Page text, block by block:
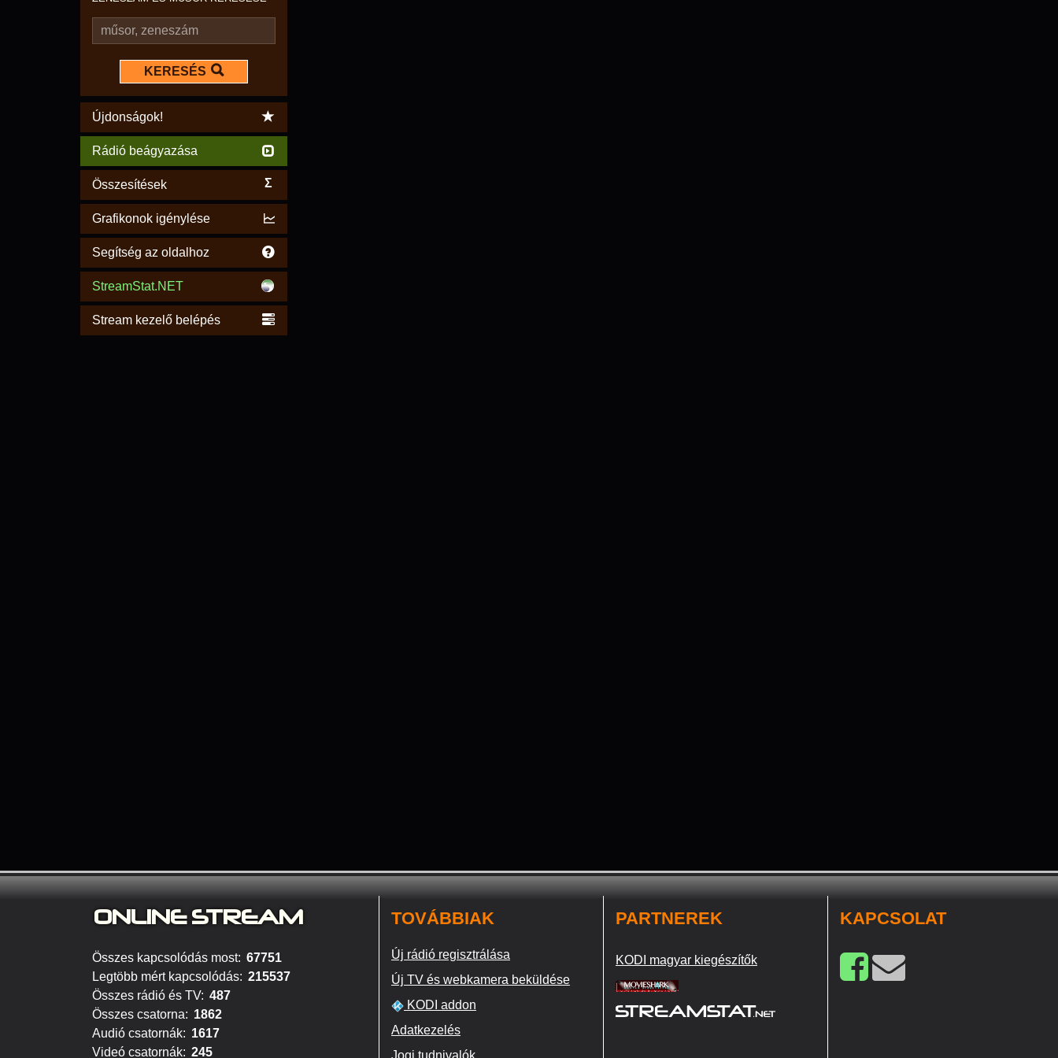
KERESÉS
Újdonságok!
Rádió beágyazása
Összesítések Σ
Grafikonok igénylése
Segítség az oldalhoz
StreamStat.NET
Stream kezelő belépés
ONLINE STREAM
Összes kapcsolódás most: 67751
Legtöbb mért kapcsolódás: 215537
Összes rádió és TV: 487
Összes csatorna: 1862
Audió csatornák: 1617
Videó csatornák: 245
TOVÁBBIAK
Új rádió regisztrálása
Új TV és webkamera beküldése
KODI addon
Adatkezelés
Jogi tudnivalók
PARTNEREK
KODI magyar kiegészítők
KAPCSOLAT